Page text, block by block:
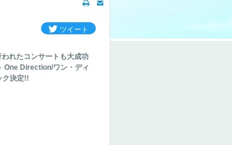
れたコンサートも大成功
One Direction/ワン・ディ
ク決定!!
ツイート